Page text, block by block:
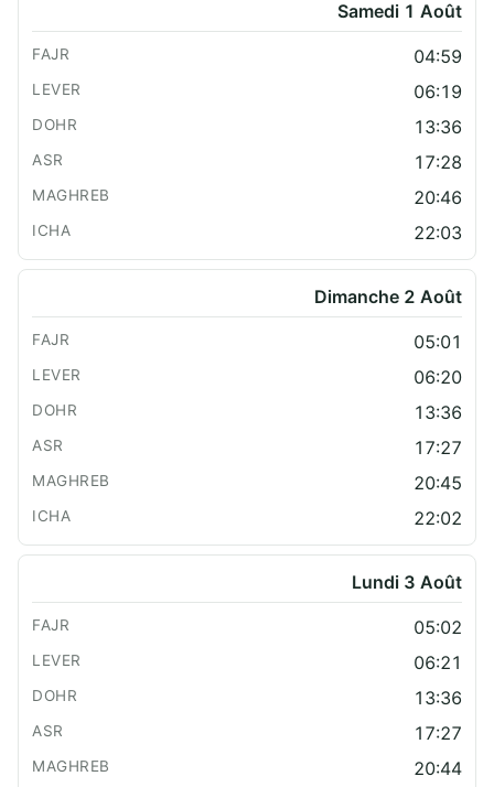
Samedi 1 Août
04:59
06:19
13:36
17:28
20:46
22:03
Dimanche 2 Août
05:01
06:20
13:36
17:27
20:45
22:02
Lundi 3 Août
05:02
06:21
13:36
17:27
20:44